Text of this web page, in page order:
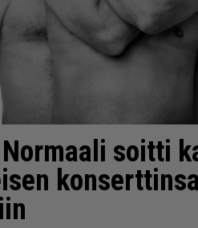
Normaali soitti